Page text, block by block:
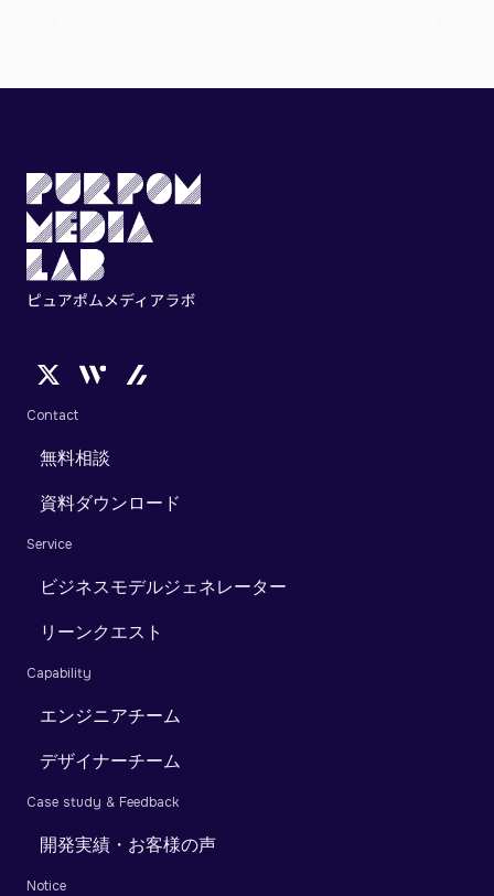
Contact
無料相談
資料ダウンロード
Service
ビジネスモデルジェネレーター
リーンクエスト
Capability
エンジニアチーム
デザイナーチーム
Case study & Feedback
開発実績・お客様の声
Notice